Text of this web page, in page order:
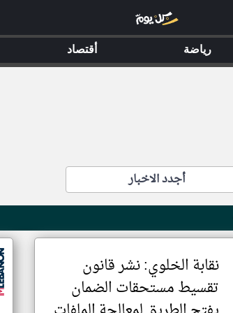
أجدد الاخبار
نقابة الخلوي: نشر قانون
تقسيط مستحقات الضمان
رياضة أقتصاد